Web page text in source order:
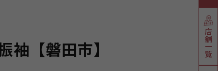
袖【磐田市】
店舗一覧